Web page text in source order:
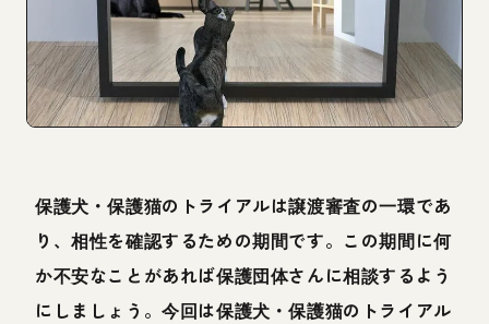
保護犬・保護猫のトライアルは譲渡審査の一環であ
り、相性を確認するための期間です。この期間に何
か不安なことがあれば保護団体さんに相談するよう
にしましょう。今回は保護犬・保護猫のトライアル